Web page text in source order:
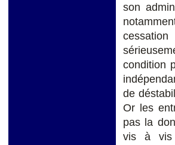
son
condition
de
Or les
pas la
vis à vis